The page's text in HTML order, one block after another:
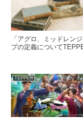
「アグロ、ミッドレン
プの定義について
TEPPEN